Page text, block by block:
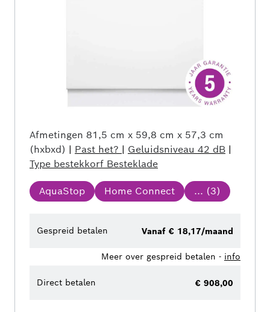
Afmetingen 81,5 cm x 59,8 cm x 57,3 cm
(hxbxd) | Past het? | Geluidsniveau 42 dB |
Type bestekkorf Besteklade
AquaStop Home Connect ... (3)
Gespreid betalen Vanaf € 18,17/maand
Meer over gespreid betalen - info
Direct betalen € 908,00